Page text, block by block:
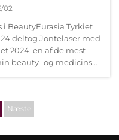
02
BeautyEurasia Tyrkiet
deltog Jontelaser med
2024, en af de mest
beauty- og medicinsk
Næste